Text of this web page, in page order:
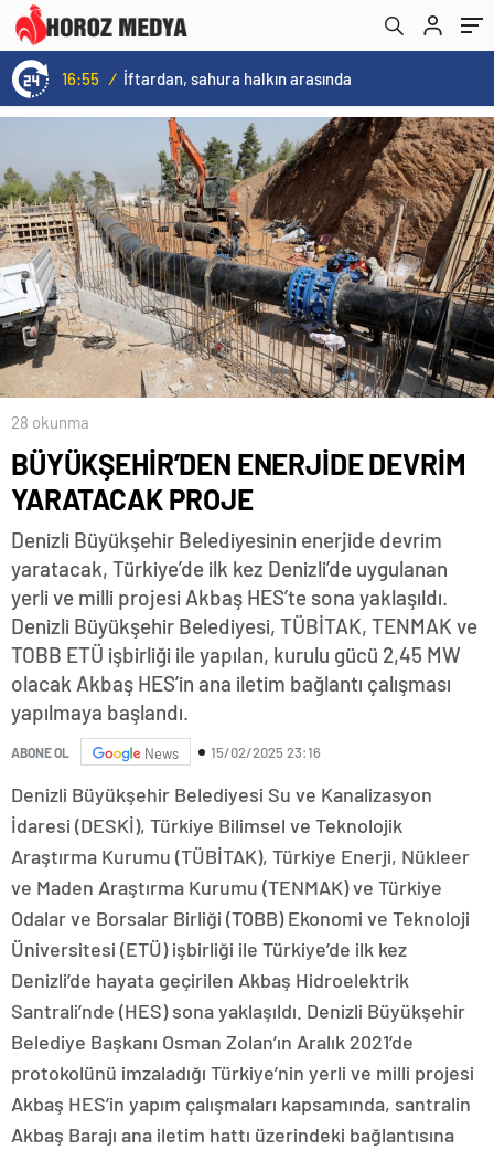
16:55 / İftardan, sahura halkın arasında
28 okunma
BÜYÜKŞEHİR’DEN ENERJİDE DEVRİM
YARATACAK PROJE
Denizli Büyükşehir Belediyesinin enerjide devrim
yaratacak, Türkiye’de ilk kez Denizli’de uygulanan
yerli ve milli projesi Akbaş HES’te sona yaklaşıldı.
Denizli Büyükşehir Belediyesi, TÜBİTAK, TENMAK ve
TOBB ETÜ işbirliği ile yapılan, kurulu gücü 2,45 MW
olacak Akbaş HES’in ana iletim bağlantı çalışması
yapılmaya başlandı.
ABONE OL News 15/02/2025 23:16
Denizli Büyükşehir Belediyesi Su ve Kanalizasyon
İdaresi (DESKİ), Türkiye Bilimsel ve Teknolojik
Araştırma Kurumu (TÜBİTAK), Türkiye Enerji, Nükleer
ve Maden Araştırma Kurumu (TENMAK) ve Türkiye
Odalar ve Borsalar Birliği (TOBB) Ekonomi ve Teknoloji
Üniversitesi (ETÜ) işbirliği ile Türkiye’de ilk kez
Denizli’de hayata geçirilen Akbaş Hidroelektrik
Santrali’nde (HES) sona yaklaşıldı. Denizli Büyükşehir
Belediye Başkanı Osman Zolan’ın Aralık 2021’de
protokolünü imzaladığı Türkiye’nin yerli ve milli projesi
Akbaş HES’in yapım çalışmaları kapsamında, santralin
Akbaş Barajı ana iletim hattı üzerindeki bağlantısına